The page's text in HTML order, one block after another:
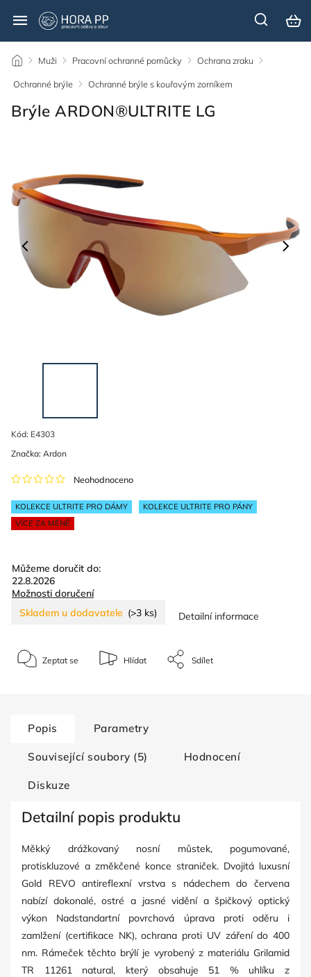
/ Muži / Pracovní ochranné pomůcky / Ochrana zraku /
Ochranné brýle / Ochranné brýle s kouřovým zorníkem
Brýle ARDON®ULTRITE LG
Kód: E4303
KOLEKCE ULTRITE PRO DÁMY
KOLEKCE ULTRITE PRO PÁNY
VÍCE ZA MÉNĚ
Neohodnoceno
Značka: Ardon
Můžeme doručit do:
22.8.2026
Možnosti doručení
Skladem u dodavatele (>3 ks) Detailní informace
Zeptat se Hlídat Sdílet
Popis Parametry
Související soubory (5) Hodnocení
Diskuze
Detailní popis produktu
Měkký drážkovaný nosní můstek, pogumované,
protiskluzové a změkčené konce straniček. Dvojitá luxusní
Gold REVO antireflexní vrstva s nádechem do červena
nabízí dokonalé, ostré a jasné vidění a špičkový optický
výkon Nadstandartní povrchová úprava proti oděru i
zamlžení (certifikace NK), ochrana proti UV záření do 400
nm. Rámeček těchto brýlí je vyrobený z materiálu Grilamid
TR 11261 natural, který obsahuje 51 % uhlíku z